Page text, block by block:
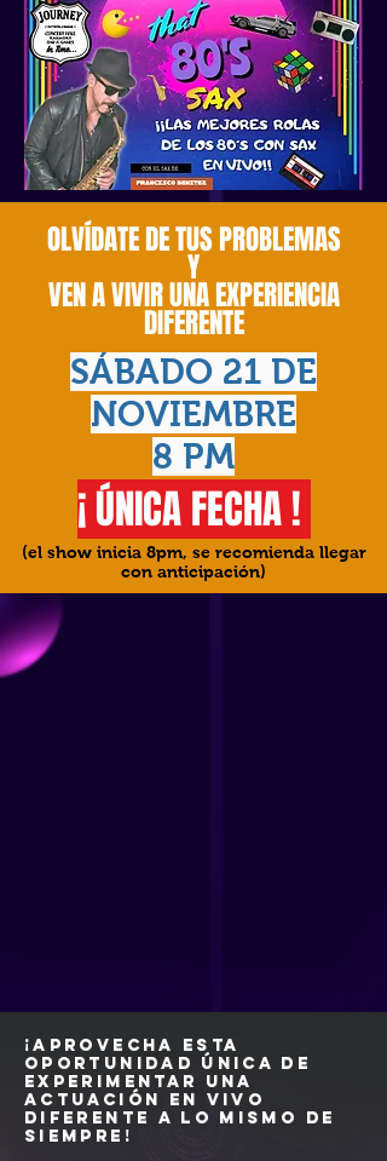
OLVÍDATE DE TUS PROBLEMAS
Y
VEN A VIVIR UNA EXPERIENCIA
DIFERENTE
SÁBADO 21 DE
NOVIEMBRE
8 PM
¡ ÚNICA FECHA !
(el show inicia 8pm, se recomienda llegar
con anticipación)
¡aprovecha esta
oportunidad única de
experimentar una
actuación en vivo
diferente A LO MISMO DE
SIEMPRE!